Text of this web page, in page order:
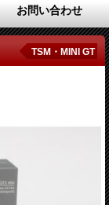
お問い合わせ
TSM・MINI GT